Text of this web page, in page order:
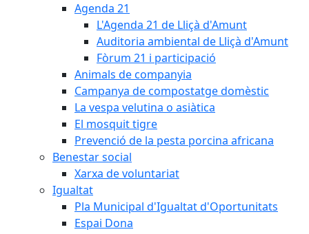
Agenda 21
L'Agenda 21 de Lliçà d'Amunt
Auditoria ambiental de Lliçà d'Amunt
Fòrum 21 i participació
Animals de companyia
Campanya de compostatge domèstic
La vespa velutina o asiàtica
El mosquit tigre
Prevenció de la pesta porcina africana
Benestar social
Xarxa de voluntariat
Igualtat
Pla Municipal d'Igualtat d'Oportunitats
Espai Dona